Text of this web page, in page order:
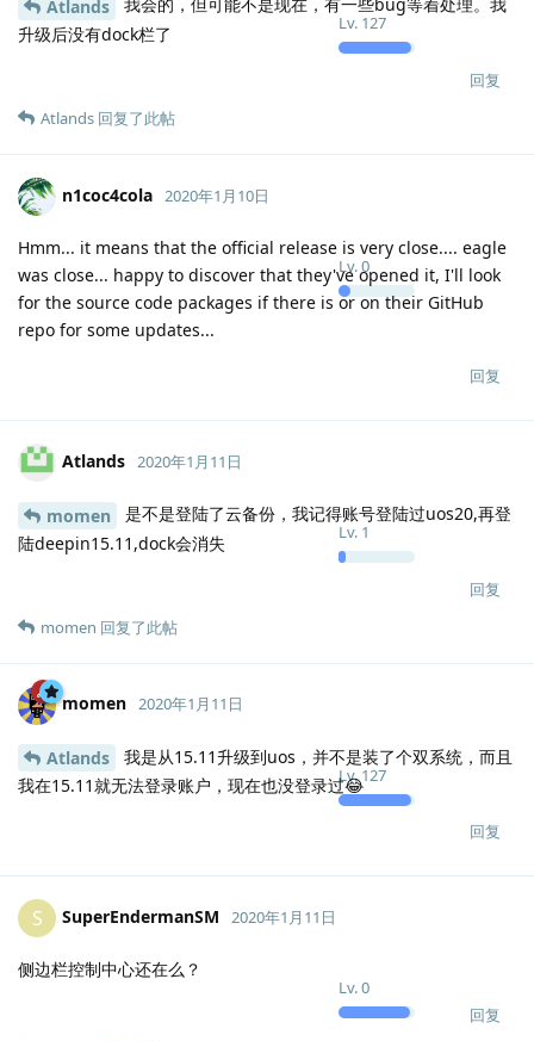
Lv. 127
Atlands
升级后没有dock栏了
回复
Atlands 回复了此帖
n1coc4cola
Lv.0
2020年1月10日
Hmm... it means that the official release is very close.... eagle
was close... happy to discover that they've opened it, I'll look
for the source code packages if there is or on their GitHub
repo for some updates...
回复
Atlands
Lv. 1
2020年1月11日
momen
是不是登陆了云备份，我记得账号登陆过uos20,再登
陆deepin15.11,dock会消失
回复
momen 回复了此帖
momen
Lv. 127
2020年1月11日
Atlands
我是从15.11升级到uos，并不是装了个双系统，而且
我在15.11就无法登录账户，现在也没登录过😂
回复
S SuperEndermanSM
Lv.0
2020年1月11日
侧边栏控制中心还在么？
回复